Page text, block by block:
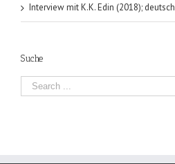
Interview mit K.K. Edin (2018); deutsch
Suche